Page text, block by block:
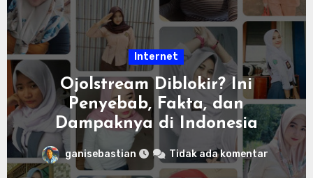
Internet
Ojolstream Diblokir? Ini
Penyebab, Fakta, dan
Dampaknya di Indonesia
ganisebastian Tidak ada komentar